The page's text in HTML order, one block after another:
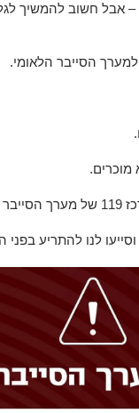
אבל חשוב להמשיך
הסייבר הלאומי.
לנו להתריע בפני